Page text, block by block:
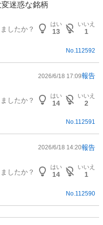
迷惑な銘柄
したか？
はい
13
いいえ
1
No. 112592
2026/6/18 17:09報告
したか？
はい
14
いいえ
2
No.112591
2026/6/18 14:20報告
したか？
はい
14
いいえ
1
No. 112590